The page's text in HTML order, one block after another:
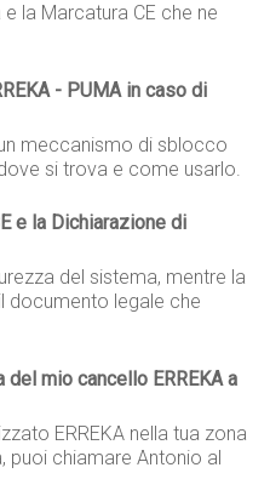
la Marcatura CE che ne
- PUMA in caso di
meccanismo di sblocco
si trova e come usarlo.
e la Dichiarazione di
del sistema, mentre la
documento legale che
mio cancello ERREKA a
ERREKA nella tua zona
puoi chiamare Antonio al